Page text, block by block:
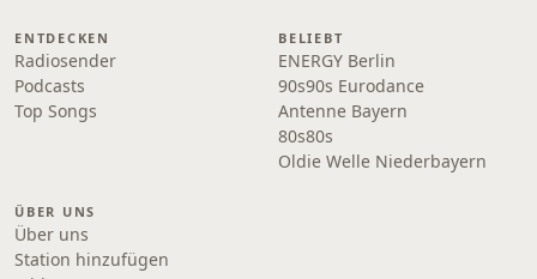
ENTDECKEN
Radiosender
Podcasts
Top Songs
BELIEBT
ENERGY Berlin
90s90s Eurodance
Antenne Bayern
80s80s
Oldie Welle Niederbayern
ÜBER UNS
Über uns
Station hinzufügen